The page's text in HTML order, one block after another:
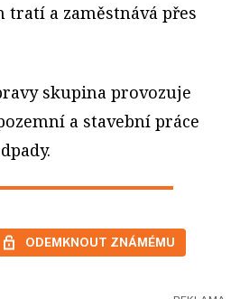
tratí a zaměstnává přes
skupina provozuje
a stavební práce
ODEMKNOUT ZNÁMÉMU